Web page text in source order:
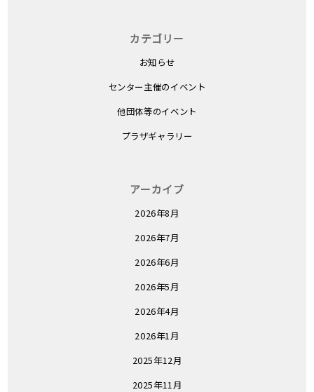
カテゴリー
お知らせ
センター主催のイベント
他団体等のイベント
プラザギャラリー
アーカイブ
2026年8月
2026年7月
2026年6月
2026年5月
2026年4月
2026年1月
2025年12月
2025年11月